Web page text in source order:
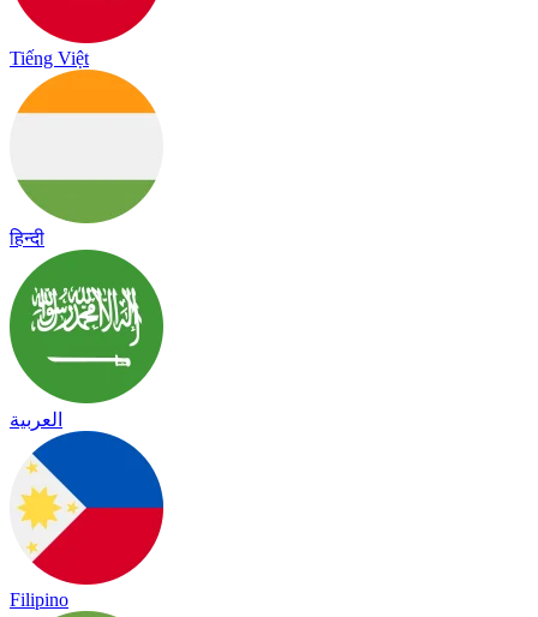
Tiếng Việt
हिन्दी
العربية
Filipino